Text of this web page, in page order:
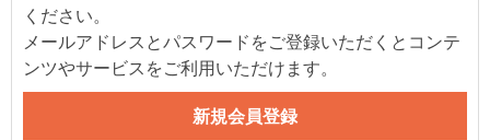
ください。
メールアドレスとパスワードをご登録いただくとコンテ
ンツやサービスをご利用いただけます。